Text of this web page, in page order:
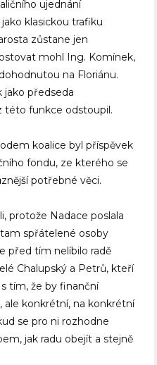
ujednání
klasickou trafiku
zůstane jen
mohl Ing. Komínek,
na Floriánu.
jako předseda
této funkce odstoupil.
koalice byl příspěvek
fondu, ze kterého se
potřebné věci.
protože Nadace poslala
spřátelené osoby
před tím nelíbilo radě
Chalupský a Petrů, kteří
tím, že by finanční
ale konkrétní, na konkrétní
se pro ni rozhodne
jak radu obejít a stejně